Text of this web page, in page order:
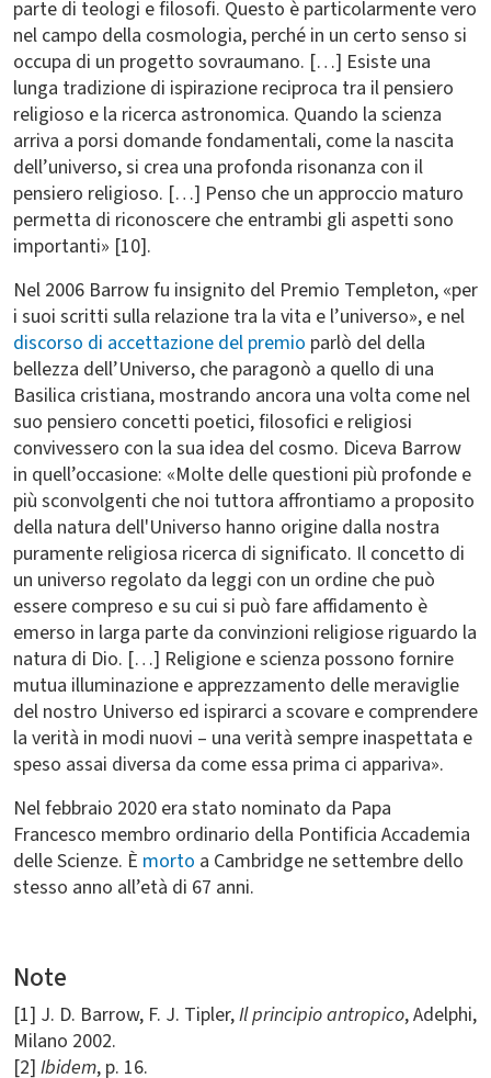
parte di teologi e filosofi. Questo è particolarmente vero
nel campo della cosmologia, perché in un certo senso si
occupa di un progetto sovraumano. […] Esiste una
lunga tradizione di ispirazione reciproca tra il pensiero
religioso e la ricerca astronomica. Quando la scienza
arriva a porsi domande fondamentali, come la nascita
dell’universo, si crea una profonda risonanza con il
pensiero religioso. […] Penso che un approccio maturo
permetta di riconoscere che entrambi gli aspetti sono
importanti» [10].
Nel 2006 Barrow fu insignito del Premio Templeton, «per
i suoi scritti sulla relazione tra la vita e l’universo», e nel
discorso di accettazione del premio parlò del della
bellezza dell’Universo, che paragonò a quello di una
Basilica cristiana, mostrando ancora una volta come nel
suo pensiero concetti poetici, filosofici e religiosi
convivessero con la sua idea del cosmo. Diceva Barrow
in quell’occasione: «Molte delle questioni più profonde e
più sconvolgenti che noi tuttora affrontiamo a proposito
della natura dell'Universo hanno origine dalla nostra
puramente religiosa ricerca di significato. Il concetto di
un universo regolato da leggi con un ordine che può
essere compreso e su cui si può fare affidamento è
emerso in larga parte da convinzioni religiose riguardo la
natura di Dio. […] Religione e scienza possono fornire
mutua illuminazione e apprezzamento delle meraviglie
del nostro Universo ed ispirarci a scovare e comprendere
la verità in modi nuovi – una verità sempre inaspettata e
speso assai diversa da come essa prima ci appariva».
Nel febbraio 2020 era stato nominato da Papa
Francesco membro ordinario della Pontificia Accademia
delle Scienze. È morto a Cambridge ne settembre dello
stesso anno all’età di 67 anni.
Note
[1] J. D. Barrow, F. J. Tipler,Il principio antropico, Adelphi,
Milano 2002.
[2] Ibidem, p. 16.